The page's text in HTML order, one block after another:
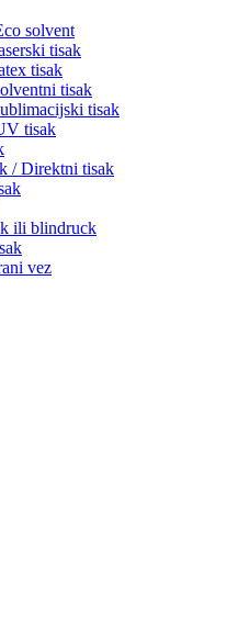
solvent
tisak
tisak
tisak
tisak
tisak
/ Direktni tisak
ili blindruck
vez